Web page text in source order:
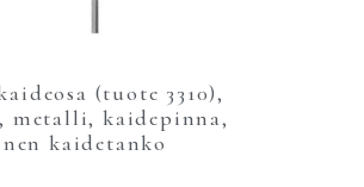
(tuote 3310),
metalli, kaidepinna,
kaidetanko